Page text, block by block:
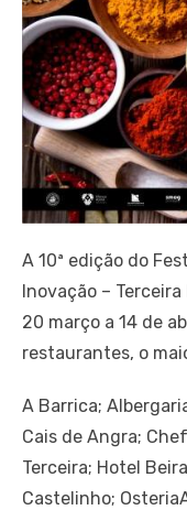
A 10ª edição do
Inovação –
20 março a 14 de
restaurantes, o
A Barrica;
Cais de Angra;
Terceira; Hotel
Castelinho;